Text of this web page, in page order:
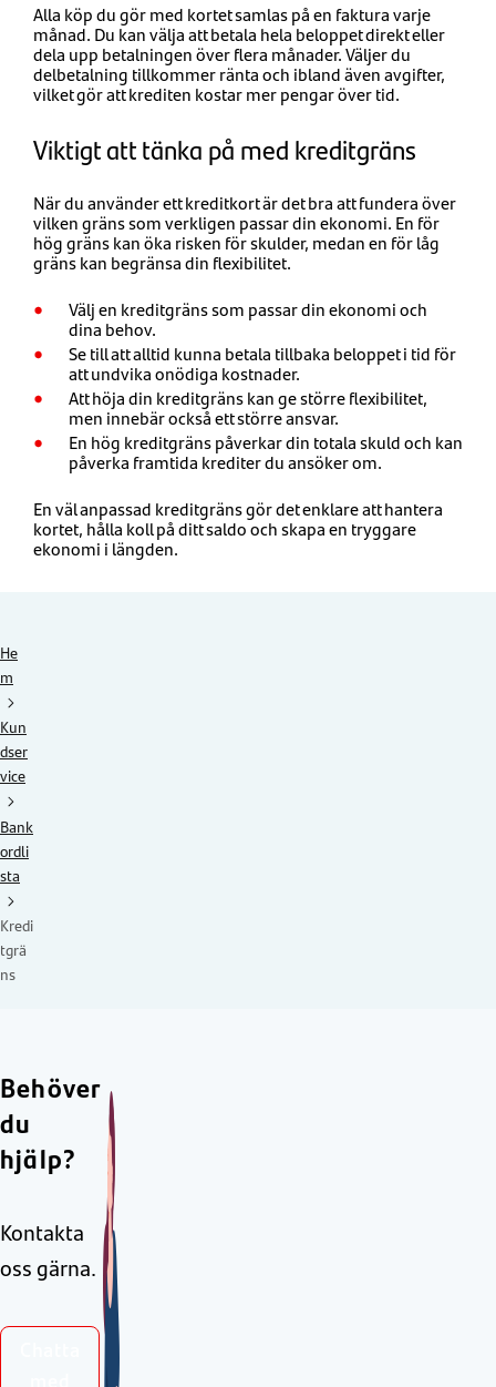
Alla köp du gör med kortet samlas på en faktura varje
månad. Du kan välja att betala hela beloppet direkt eller
dela upp betalningen över flera månader. Väljer du
delbetalning tillkommer ränta och ibland även avgifter,
vilket gör att krediten kostar mer pengar över tid.
Viktigt att tänka på med kreditgräns
När du använder ett kreditkort är det bra att fundera över
vilken gräns som verkligen passar din ekonomi. En för
hög gräns kan öka risken för skulder, medan en för låg
gräns kan begränsa din flexibilitet.
Välj en kreditgräns som passar din ekonomi och
dina behov.
Se till att alltid kunna betala tillbaka beloppet i tid för
att undvika onödiga kostnader.
Att höja din kreditgräns kan ge större flexibilitet,
men innebär också ett större ansvar.
En hög kreditgräns påverkar din totala skuld och kan
påverka framtida krediter du ansöker om.
En väl anpassad kreditgräns gör det enklare att hantera
kortet, hålla koll på ditt saldo och skapa en tryggare
ekonomi i längden.
He
m
Kun
dser
vice
Bank
ordli
sta
Kredi
tgrä
ns
Behöver
du
hjälp?
Kontakta
oss gärna.